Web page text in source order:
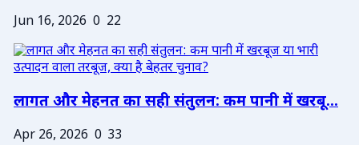
Jun 16, 2026 0 22
लागत और मेहनत का सही संतुलन: कम पानी में खरबू...
Apr 26, 2026 0 33